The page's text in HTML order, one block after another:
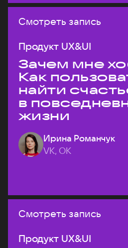
Смотреть запись
Продукт UX&UI
Зачем мне
Как
найти
в
жизни
Ирина Романчук
VK, ОК
Смотреть запись
Продукт UX&UI